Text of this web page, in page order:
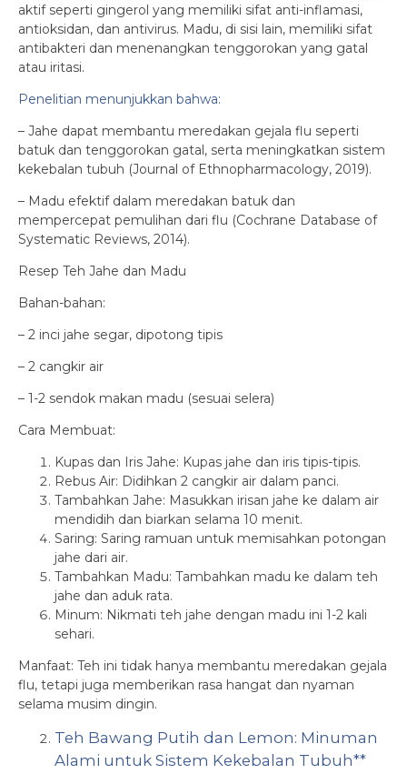
aktif seperti gingerol yang memiliki sifat anti-inflamasi,
antioksidan, dan antivirus. Madu, di sisi lain, memiliki sifat
antibakteri dan menenangkan tenggorokan yang gatal
atau iritasi.
Penelitian menunjukkan bahwa:
– Jahe dapat membantu meredakan gejala flu seperti
batuk dan tenggorokan gatal, serta meningkatkan sistem
kekebalan tubuh (Journal of Ethnopharmacology, 2019).
– Madu efektif dalam meredakan batuk dan
mempercepat pemulihan dari flu (Cochrane Database of
Systematic Reviews, 2014).
Resep Teh Jahe dan Madu
Bahan-bahan:
– 2 inci jahe segar, dipotong tipis
– 2 cangkir air
– 1-2 sendok makan madu (sesuai selera)
Cara Membuat:
Kupas dan Iris Jahe: Kupas jahe dan iris tipis-tipis.
Rebus Air: Didihkan 2 cangkir air dalam panci.
Tambahkan Jahe: Masukkan irisan jahe ke dalam air
mendidih dan biarkan selama 10 menit.
Saring: Saring ramuan untuk memisahkan potongan
jahe dari air.
Tambahkan Madu: Tambahkan madu ke dalam teh
jahe dan aduk rata.
Minum: Nikmati teh jahe dengan madu ini 1-2 kali
sehari.
Manfaat: Teh ini tidak hanya membantu meredakan gejala
flu, tetapi juga memberikan rasa hangat dan nyaman
selama musim dingin.
Teh Bawang Putih dan Lemon: Minuman
Alami untuk Sistem Kekebalan Tubuh**